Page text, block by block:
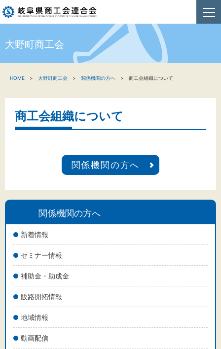
新着情報
関係機関の方へ
お問い合わせ
標準 拡大
大野町商工会
関係機関の方へ
新着情報
セミナー情報
補助金・助成金
販路開拓情報
地域情報
動画配信
HOME 大野町商工会 関係機関の方へ 商工会組織について
商工会組織について
関係機関の方へ